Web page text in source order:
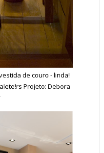
de couro - linda!
Projeto: Debora